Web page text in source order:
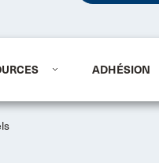
ADHÉSION